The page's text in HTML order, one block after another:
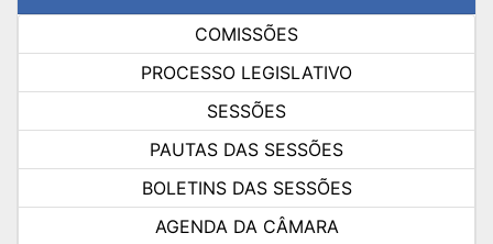
COMISSÕES
PROCESSO LEGISLATIVO
SESSÕES
PAUTAS DAS SESSÕES
BOLETINS DAS SESSÕES
AGENDA DA CÂMARA